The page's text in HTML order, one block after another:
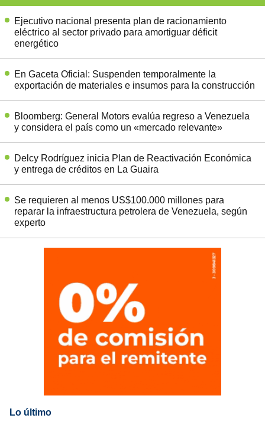
Ejecutivo nacional presenta plan de racionamiento
eléctrico al sector privado para amortiguar déficit
energético
En Gaceta Oficial: Suspenden temporalmente la
exportación de materiales e insumos para la construcción
Bloomberg: General Motors evalúa regreso a Venezuela
y considera el país como un «mercado relevante»
Delcy Rodríguez inicia Plan de Reactivación Económica
y entrega de créditos en La Guaira
Se requieren al menos US$100.000 millones para
reparar la infraestructura petrolera de Venezuela, según
experto
Lo último